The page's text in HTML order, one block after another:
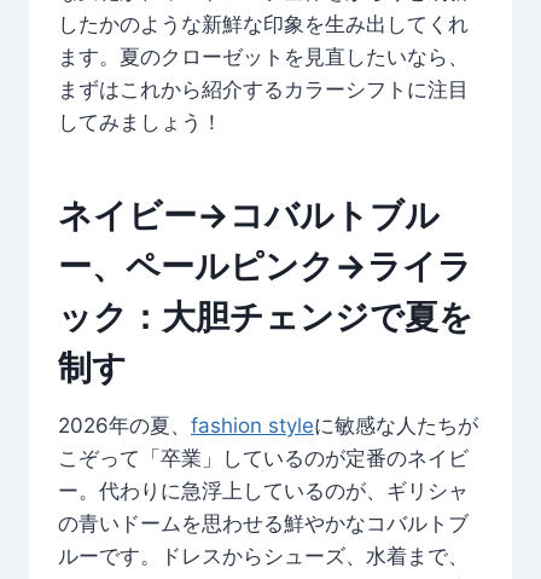
したかのような新鮮な印象を生み出してくれ
ます。夏のクローゼットを見直したいなら、
まずはこれから紹介するカラーシフトに注目
してみましょう！
ネイビー→コバルトブル
ー、ペールピンク→ライラ
ック：大胆チェンジで夏を
制す
2026年の夏、 fashion styleに敏感な人たちが
こぞって「卒業」しているのが定番のネイビ
ー。代わりに急浮上しているのが、ギリシャ
の青いドームを思わせる鮮やかなコバルトブ
ルーです。ドレスからシューズ、水着まで、